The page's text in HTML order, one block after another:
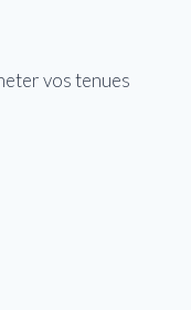
vos tenues